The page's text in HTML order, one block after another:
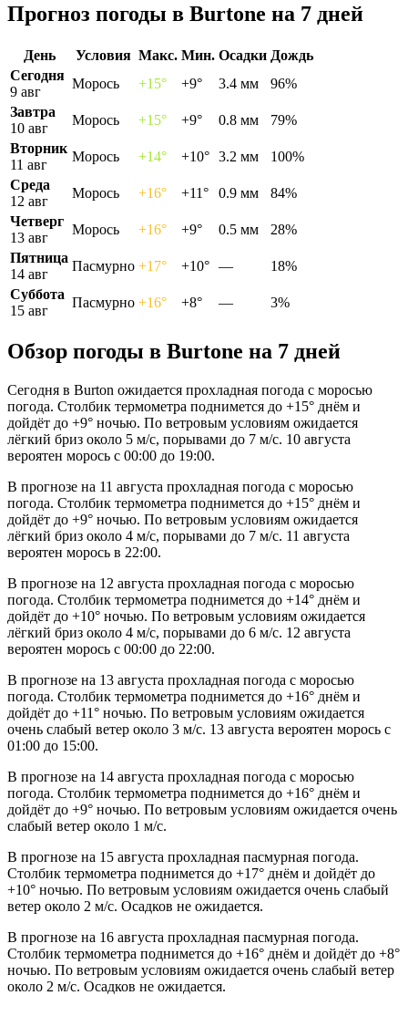
Прогноз погоды в Burtonе на 7 дней
День Условия Макс. Мин. Осадки Дождь
Сегодня
9 авг
Морось +15° +9° 3.4 мм
96%
Завтра
10 авг
Морось +15° +9° 0.8 мм
79%
Вторник
11 авг
Морось +14° +10° 3.2 мм
100%
Среда
12 авг
Морось +16° +11° 0.9 мм
84%
Четверг
13 авг
Морось +16° +9° 0.5 мм
28%
Пятница
14 авг
Пасмурно +17° +10° —
18%
Суббота
15 авг
Пасмурно +16° +8° — 3%
Обзор погоды в Burtonе на 7 дней
Сегодня в Burton ожидается прохладная погода с моросью
погода. Столбик термометра поднимется до +15° днём и
дойдёт до +9° ночью. По ветровым условиям ожидается
лёгкий бриз около 5 м/с, порывами до 7 м/с. 10 августа
вероятен морось с 00:00 до 19:00.
В прогнозе на 11 августа прохладная погода с моросью
погода. Столбик термометра поднимется до +15° днём и
дойдёт до +9° ночью. По ветровым условиям ожидается
лёгкий бриз около 4 м/с, порывами до 7 м/с. 11 августа
вероятен морось в 22:00.
В прогнозе на 12 августа прохладная погода с моросью
погода. Столбик термометра поднимется до +14° днём и
дойдёт до +10° ночью. По ветровым условиям ожидается
лёгкий бриз около 4 м/с, порывами до 6 м/с. 12 августа
вероятен морось с 00:00 до 22:00.
В прогнозе на 13 августа прохладная погода с моросью
погода. Столбик термометра поднимется до +16° днём и
дойдёт до +11° ночью. По ветровым условиям ожидается
очень слабый ветер около 3 м/с. 13 августа вероятен морось с
01:00 до 15:00.
В прогнозе на 14 августа прохладная погода с моросью
погода. Столбик термометра поднимется до +16° днём и
дойдёт до +9° ночью. По ветровым условиям ожидается очень
слабый ветер около 1 м/с.
В прогнозе на 15 августа прохладная пасмурная погода.
Столбик термометра поднимется до +17° днём и дойдёт до
+10° ночью. По ветровым условиям ожидается очень слабый
ветер около 2 м/с. Осадков не ожидается.
В прогнозе на 16 августа прохладная пасмурная погода.
Столбик термометра поднимется до +16° днём и дойдёт до +8°
ночью. По ветровым условиям ожидается очень слабый ветер
около 2 м/с. Осадков не ожидается.